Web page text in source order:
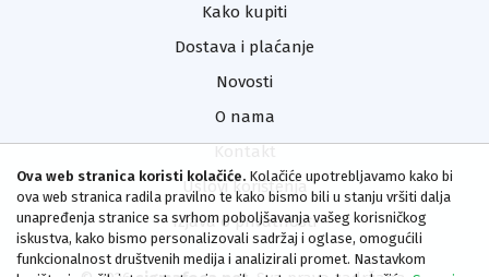
Kako kupiti
Dostava i plaćanje
Novosti
O nama
Uslovi korištenja
Izjava o privatnosti
Ova web stranica koristi kolačiće. Kolačiće upotrebljavamo kako bi
ova web stranica radila pravilno te kako bismo bili u stanju vršiti dalja
unapređenja stranice sa svrhom poboljšavanja vašeg korisničkog
iskustva, kako bismo personalizovali sadržaj i oglase, omogućili
funkcionalnost društvenih medija i analizirali promet. Nastavkom